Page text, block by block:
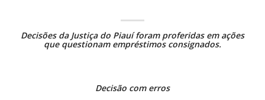
Decisões da Justiça do Piauí foram proferidas em ações
que questionam empréstimos consignados.
Decisão com erros